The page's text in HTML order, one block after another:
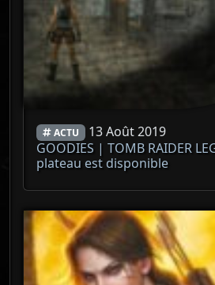
ACTU 13 Août 2019
GOODIES | TOMB RAIDER
plateau est disponible